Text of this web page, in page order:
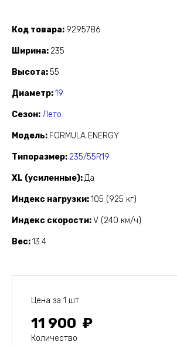
Код товара 9295786
Ширина 235
Высота 55
Диаметр 19
Сезон Лето
Модель FORMULA ENERGY
Типоразмер 235/55R19
XL (усиленные) Да
Индекс нагрузки 105 (925 кг)
Индекс скорости V (240 км/ч)
Вес 13.4
Цена за 1 шт.
11 900
Количество